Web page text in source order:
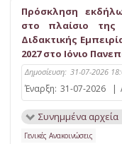
Πρόσκληση
στο πλαίσιο της
Διδακτικής
2027 στο Ιόνιο
Δημοσίευση: 31-07-2026
Έναρξη: 31-07-2026 |
Συνημμένα αρχεία
Γενικές Ανακοινώσεις